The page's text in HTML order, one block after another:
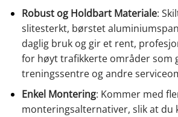
Robust og Holdbart Materiale:
slitesterkt, børstet
daglig bruk og gir et rent,
for høyt trafikkerte områder som
treningssentre og andre
Enkel Montering: Kommer med
monteringsalternativer, slik at du